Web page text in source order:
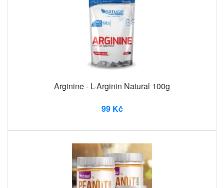
Arginine - L-Arginin Natural 100g
99 Kč